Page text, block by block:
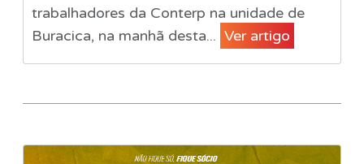
trabalhadores da Conterp na unidade de
Buracica, na manhã desta... Ver artigo